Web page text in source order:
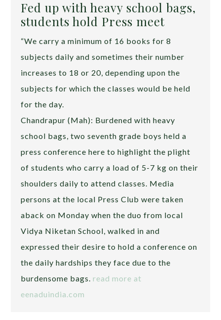
Fed up with heavy school bags,
students hold Press meet
“We carry a minimum of 16 books for 8
subjects daily and sometimes their number
increases to 18 or 20, depending upon the
subjects for which the classes would be held
for the day.
Chandrapur (Mah): Burdened with heavy
school bags, two seventh grade boys held a
press conference here to highlight the plight
of students who carry a load of 5-7 kg on their
shoulders daily to attend classes. Media
persons at the local Press Club were taken
aback on Monday when the duo from local
Vidya Niketan School, walked in and
expressed their desire to hold a conference on
the daily hardships they face due to the
burdensome bags. read more at
eenaduindia.com